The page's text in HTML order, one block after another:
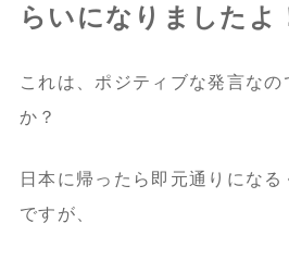
らいになりましたよ
これは、ポジティブな発言な
か？
日本に帰ったら即元通りにな
ですが、